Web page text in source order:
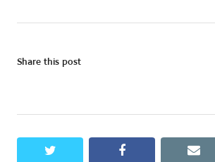
Share this post
twitter facebook